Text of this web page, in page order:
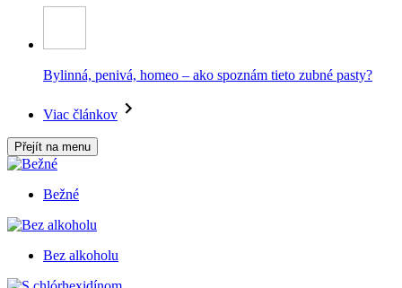
Bylinná, penivá, homeo – ako spoznám tieto zubné pasty?
Viac článkov
Přejít na menu
Bežné
Bez alkoholu